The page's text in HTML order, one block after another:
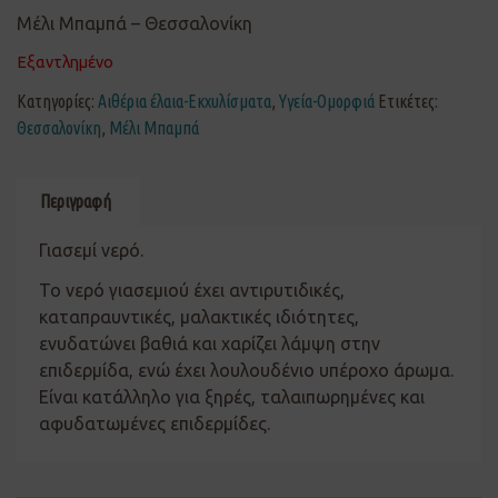
Μέλι Μπαμπά – Θεσσαλονίκη
Εξαντλημένο
Κατηγορίες: Αιθέρια έλαια-Εκχυλίσματα, Υγεία-Ομορφιά Ετικέτες:
Θεσσαλονίκη, Μέλι Μπαμπά
Περιγραφή
Γιασεμί νερό.
Το νερό γιασεμιού έχει αντιρυτιδικές,
καταπραυντικές, μαλακτικές ιδιότητες,
ενυδατώνει βαθιά και χαρίζει λάμψη στην
επιδερμίδα, ενώ έχει λουλουδένιο υπέροχο άρωμα.
Είναι κατάλληλο για ξηρές, ταλαιπωρημένες και
αφυδατωμένες επιδερμίδες.